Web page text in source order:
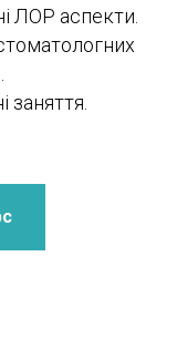
ЛОР аспекти.
заняття.